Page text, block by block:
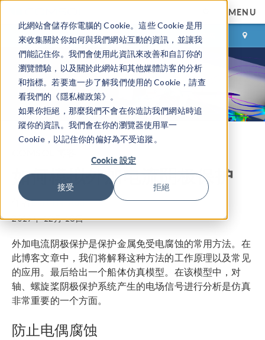
此網站會儲存你電腦的 Cookie。這些 Cookie 是用
來收集關於你如何與我們網站互動的資訊，並讓我
們能記住你。我們會使用此資訊來改善和自訂你的
瀏覽體驗，以及關於此網站和其他媒體訪客的分析
和指標。若要進一步了解我們使用的 Cookie，請查
看我們的《隱私權政策》。
如果你拒絕，那麼我們不會在你造訪我們網站時追
蹤你的資訊。我們會在你的瀏覽器使用單一
Cookie，以記住你的偏好為不受追蹤。
Cookie 設定
接受 拒絕
MENU
登录 咨询与购买
如何模拟外加电流阴极保护
作者Bertil Nistad
2019年 12月 18日
外加电流阴极保护是保护金属免受电腐蚀的常用方法。在
此博客文章中，我们将解释这种方法的工作原理以及常见
的应用。最后给出一个船体仿真模型。在该模型中，对
轴、螺旋桨阴极保护系统产生的电场信号进行分析是仿真
非常重要的一个方面。
防止电偶腐蚀